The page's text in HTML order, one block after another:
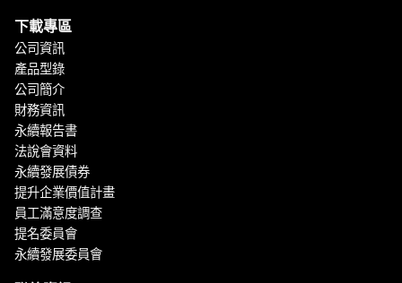
下載專區
公司資訊
產品型錄
公司簡介
財務資訊
永續報告書
法說會資料
永續發展債券
提升企業價值計畫
員工滿意度調查
提名委員會
永續發展委員會